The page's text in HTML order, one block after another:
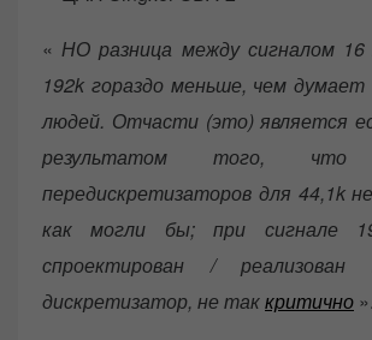
«НО разница между сигналом
192k гораздо меньше, чем
людей. Отчасти (это) является
результатом того, что
передискретизаторов для 44,1k
как могли бы; при сигнале
спроектирован / реализован
дискретизатор, не таккритично ».